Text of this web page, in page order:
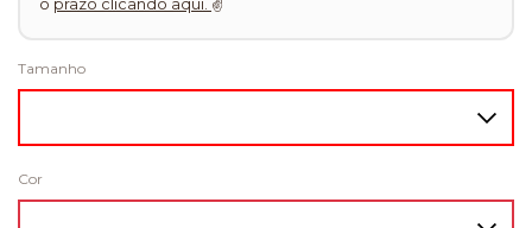
o prazo clicando aqui. ✌
Tamanho
Cor